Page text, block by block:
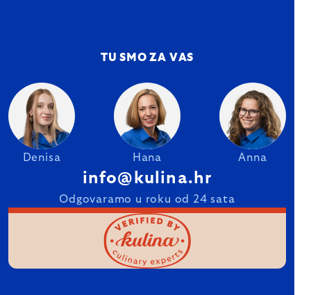
TU SMO ZA VAS
Denisa Hana Anna
info@kulina.hr
Odgovaramo u roku od 24 sata